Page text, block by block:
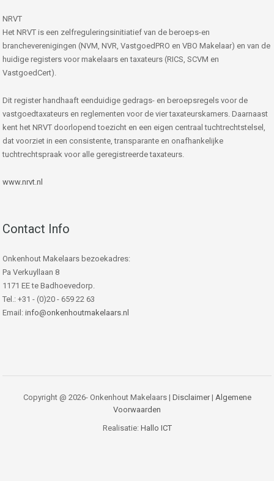
NRVT
Het NRVT is een zelfreguleringsinitiatief van de beroeps-en
brancheverenigingen (NVM, NVR, VastgoedPRO en VBO Makelaar) en van de
huidige registers voor makelaars en taxateurs (RICS, SCVM en
VastgoedCert).
Dit register handhaaft eenduidige gedrags- en beroepsregels voor de
vastgoedtaxateurs en reglementen voor de vier taxateurskamers. Daarnaast
kent het NRVT doorlopend toezicht en een eigen centraal tuchtrechtstelsel,
dat voorziet in een consistente, transparante en onafhankelijke
tuchtrechtspraak voor alle geregistreerde taxateurs.
www.nrvt.nl
Contact Info
Onkenhout Makelaars bezoekadres:
Pa Verkuyllaan 8
1171 EE te Badhoevedorp.
Tel.: +31 - (0)20 - 659 22 63
Email: info@onkenhoutmakelaars.nl
Copyright @ 2026- Onkenhout Makelaars | Disclaimer| Algemene
Voorwaarden
Realisatie: Hallo ICT